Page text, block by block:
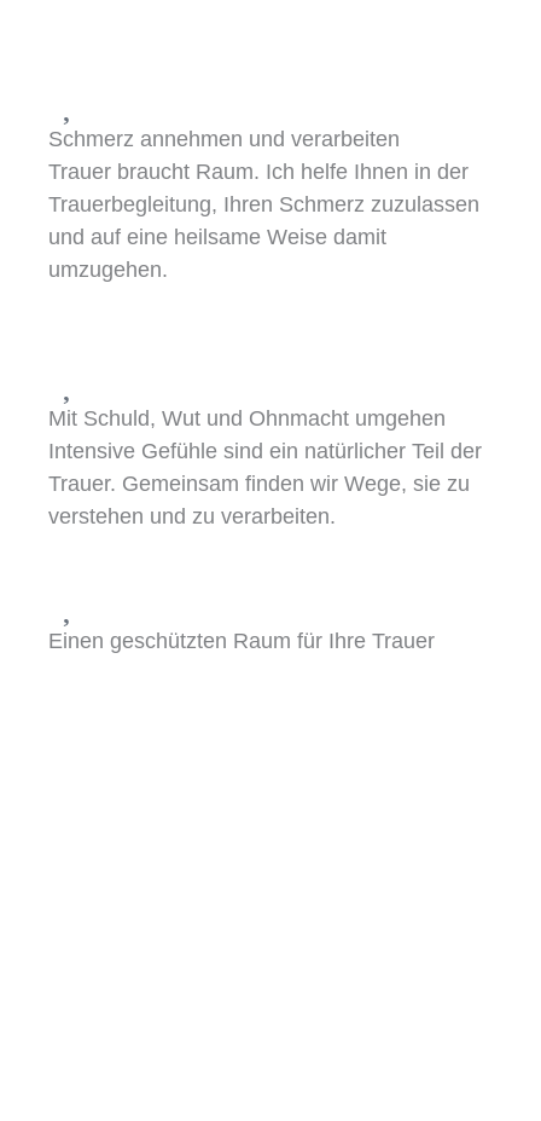
Schmerz annehmen und verarbeiten
Trauer braucht Raum. Ich helfe Ihnen in der
Trauerbegleitung, Ihren Schmerz zuzulassen
und auf eine heilsame Weise damit
umzugehen.
Mit Schuld, Wut und Ohnmacht umgehen
Intensive Gefühle sind ein natürlicher Teil der
Trauer. Gemeinsam finden wir Wege, sie zu
verstehen und zu verarbeiten.
Einen geschützten Raum für Ihre Trauer